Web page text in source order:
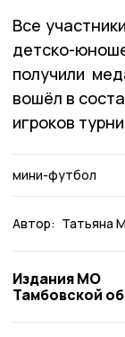
Все
детско-
получили
вошёл в
игроков
мини-футбол
Автор: Татьяна
Издания МО
Тамбовской